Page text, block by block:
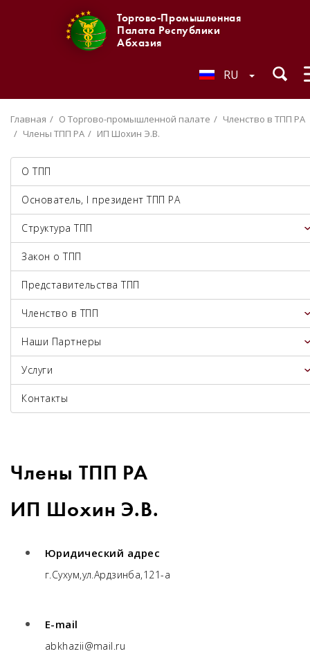
Торгово-Промышленная
Палата Республики
Абхазия
RU
Главная О Торгово-промышленной палате
Членство в ТПП РА
Члены ТПП РА
ИП Шохин Э.В.
О ТПП
Основатель, I президент ТПП РА
Структура ТПП
Закон о ТПП
Представительства ТПП
Членство в ТПП
Наши Партнеры
Услуги
Контакты
Члены ТПП РА
ИП Шохин Э.В.
Юридический адрес
г.Сухум,ул.Ардзинба,121-а
E-mail
abkhazii@mail.ru